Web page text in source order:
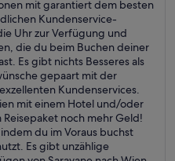
mit garantiert dem besten
Kundenservice-
Uhr zur Verfügung und
die du beim Buchen deiner
Es gibt nichts Besseres als
gepaart mit der
Kundenservices.
mit einem Hotel und/oder
noch mehr Geld!
du im Voraus buchst
Es gibt unzählige